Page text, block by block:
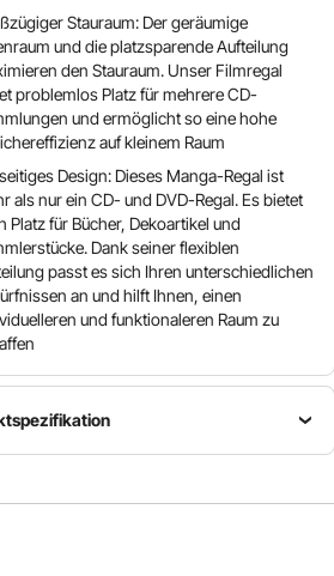
Stauraum: Der geräumige
und die platzsparende Aufteilung
den Stauraum. Unser Filmregal
problemlos Platz für mehrere CD-
und ermöglicht so eine hohe
auf kleinem Raum
Design: Dieses Manga-Regal ist
als nur ein CD- und DVD-Regal. Es bietet
Platz für Bücher, Dekoartikel und
Dank seiner flexiblen
passt es sich Ihren unterschiedlichen
an und hilft Ihnen, einen
und funktionaleren Raum zu
198,42 lbs
Artikelgewicht